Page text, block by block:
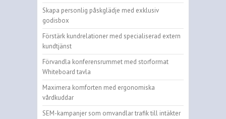
Skapa personlig påskglädje med exklusiv
godisbox
Förstärk kundrelationer med specialiserad extern
kundtjänst
Förvandla konferensrummet med storformat
Whiteboard tavla
Maximera komforten med ergonomiska
vårdkuddar
SEM-kampanjer som omvandlar trafik till intäkter